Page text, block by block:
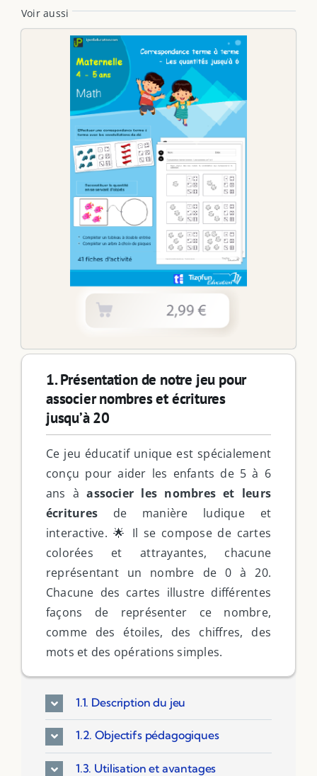
Voir aussi
1. Présentation de notre jeu pour
associer nombres et écritures
jusqu’à 20
Ce jeu éducatif unique est spécialement
conçu pour aider les enfants de 5 à 6
ans àassocier les nombres et leurs
écritures de manière ludique et
interactive. 🌟 Il se compose de cartes
colorées et attrayantes, chacune
représentant un nombre de 0 à 20.
Chacune des cartes illustre différentes
façons de représenter ce nombre,
comme des étoiles, des chiffres, des
mots et des opérations simples.
1.1. Description du jeu
1.2. Objectifs pédagogiques
1.3. Utilisation et avantages